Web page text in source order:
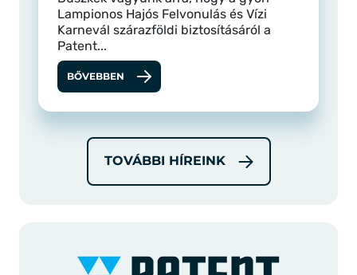
Lampionos Hajós Felvonulás és Vízi
Karnevál szárazföldi biztosításáról a
Patent...
BŐVEBBEN
TOVÁBBI HÍREINK